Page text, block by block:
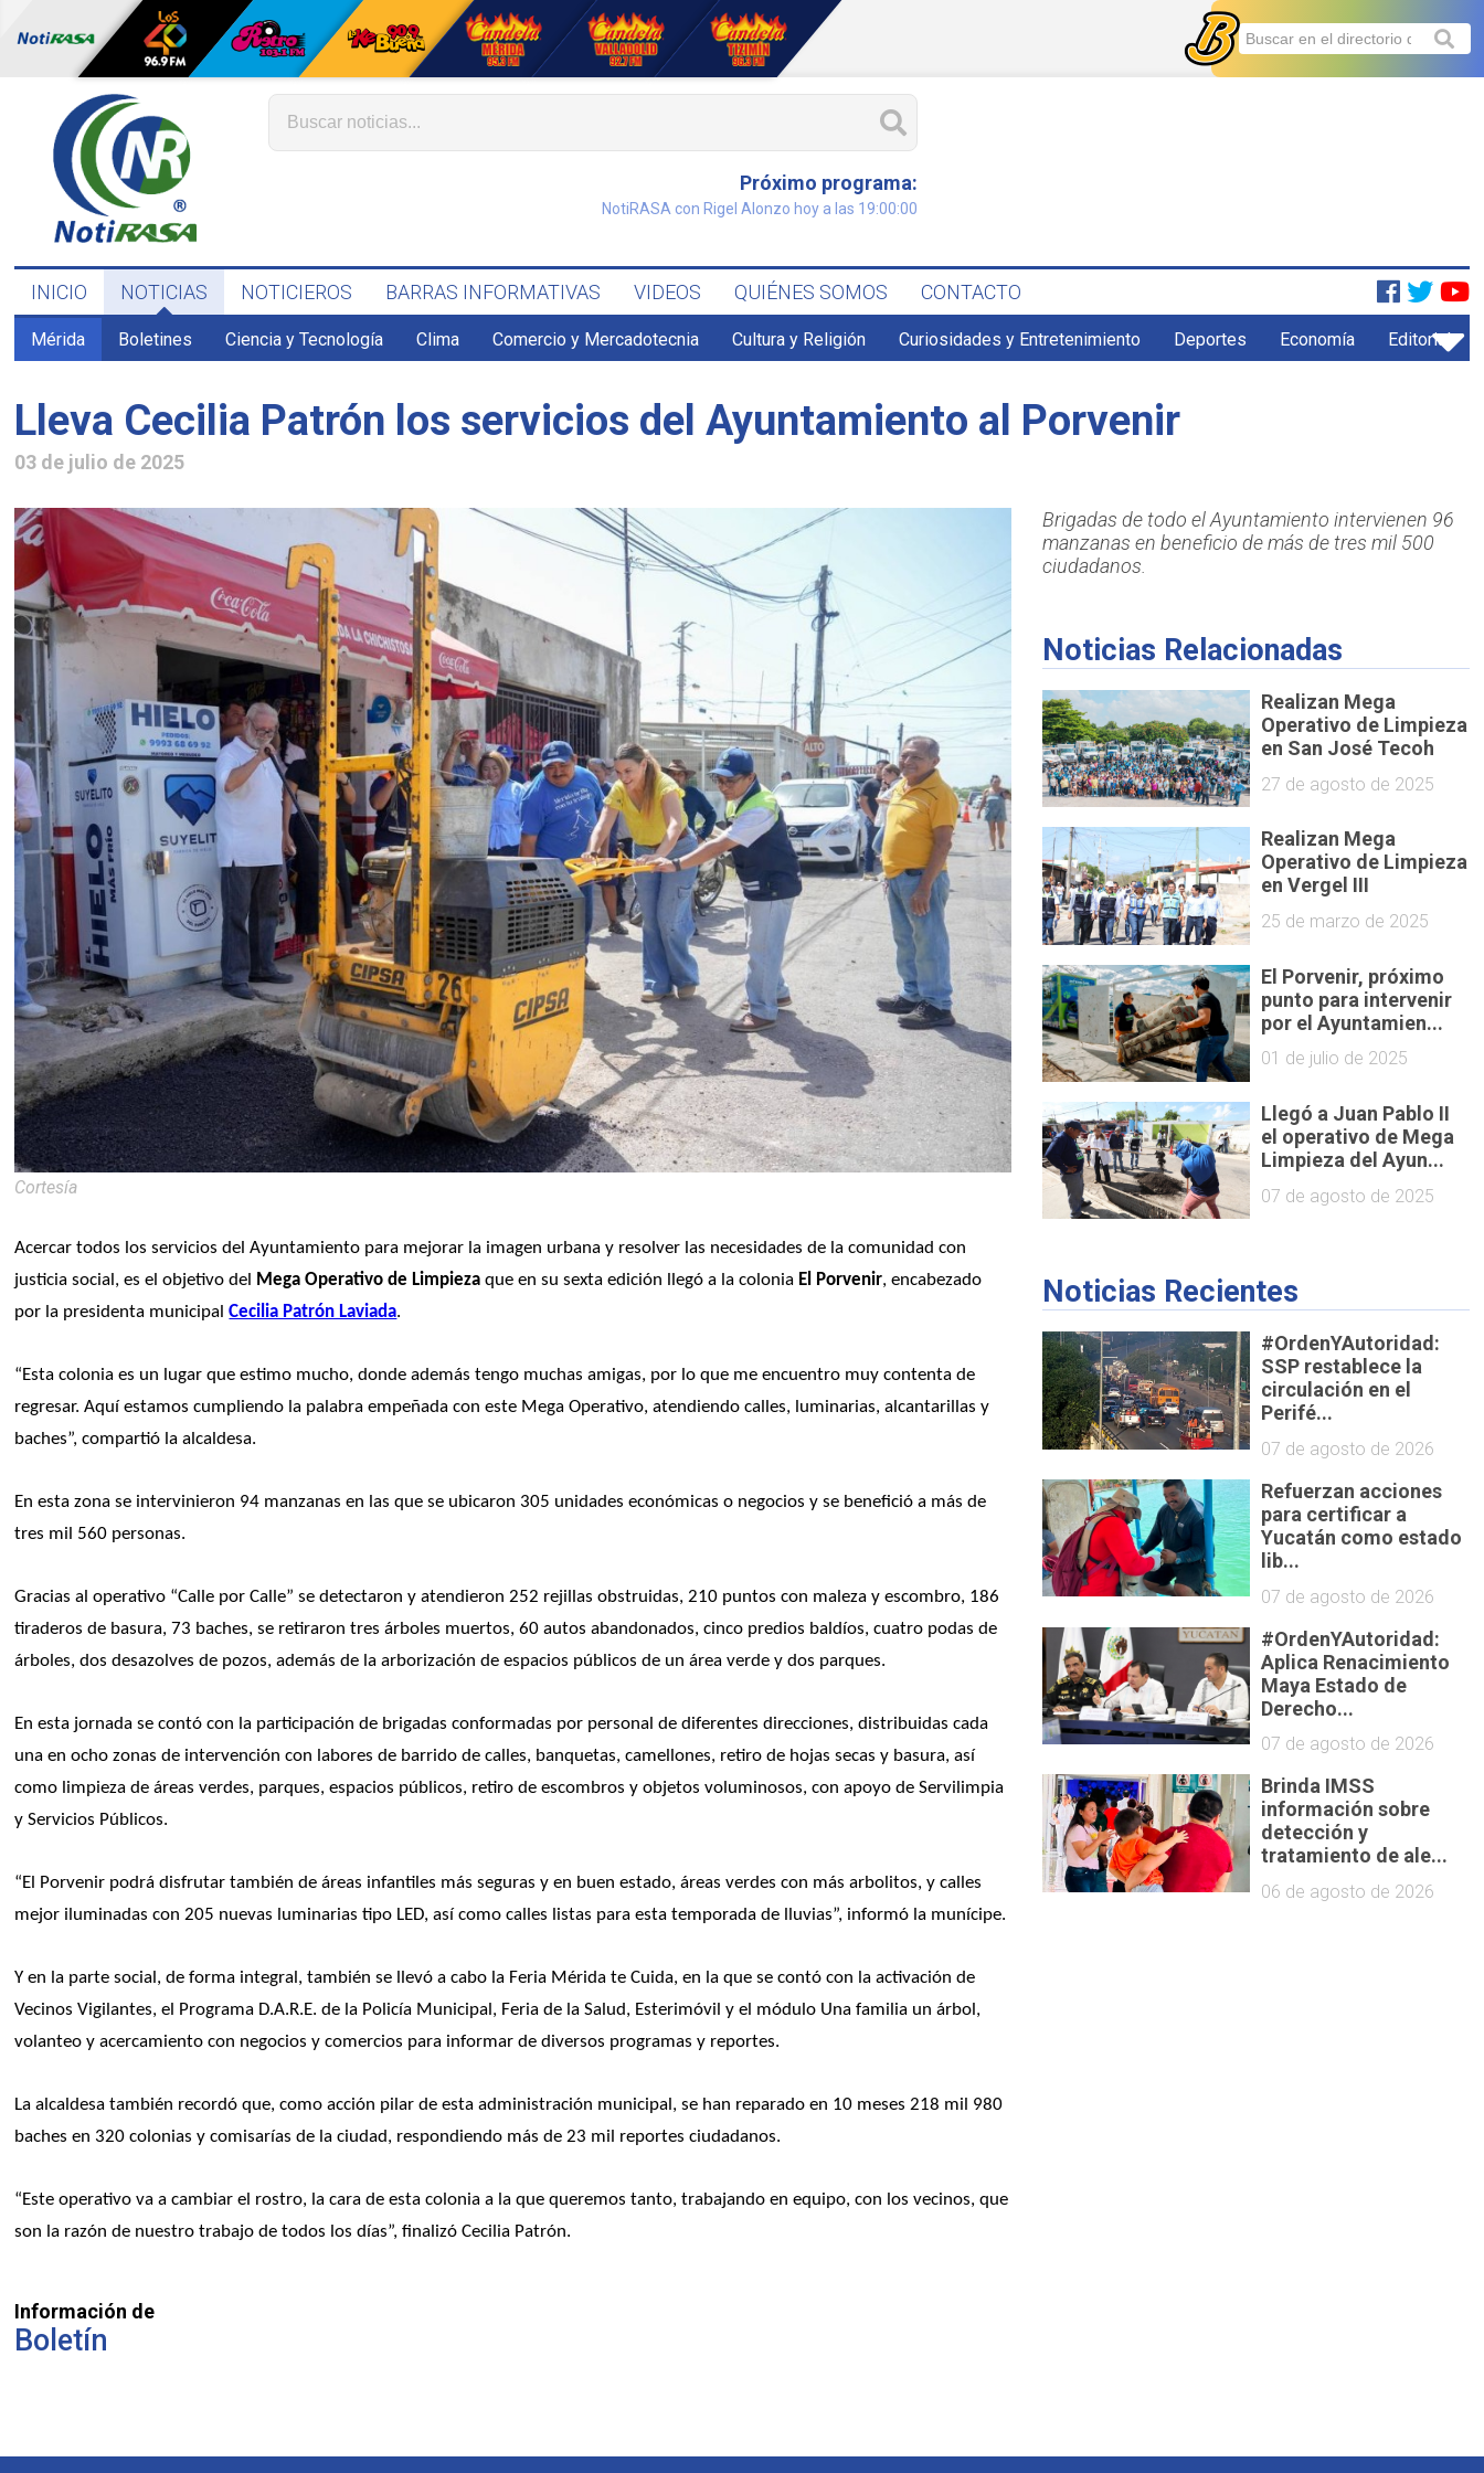
Próximo programa:
NotiRASA con Rigel Alonzo hoy a las 19:00:00
INICIO NOTICIAS NOTICIEROS BARRAS INFORMATIVAS VIDEOS QUIÉNES SOMOS CONTACTO
Mérida Boletines Ciencia y Tecnología Clima Comercio y Mercadotecnia Cultura y Religión Curiosidades y Entretenimiento Deportes Economía Editorial
Lleva Cecilia Patrón los servicios del Ayuntamiento al Porvenir
03 de julio de 2025
Cortesía
Acercar todos los servicios del Ayuntamiento para mejorar la imagen urbana y resolver las necesidades de la comunidad con
justicia social, es el objetivo del
Mega Operativo de Limpieza que en su sexta edición llegó a la colonia El Porvenir, encabezado
por la presidenta municipal Cecilia Patrón Laviada.
“Esta colonia es un lugar que estimo mucho, donde además tengo muchas amigas, por lo que me encuentro muy contenta de
regresar. Aquí estamos cumpliendo la palabra empeñada con este Mega Operativo, atendiendo calles, luminarias, alcantarillas y
baches”, compartió la alcaldesa.
En esta zona se intervinieron 94 manzanas en las que se ubicaron 305 unidades económicas o negocios y se benefició a más de
tres mil 560 personas.
Gracias al operativo “Calle por Calle” se detectaron y atendieron 252 rejillas obstruidas, 210 puntos con maleza y escombro, 186
tiraderos de basura, 73 baches, se retiraron tres árboles muertos, 60 autos abandonados, cinco predios baldíos, cuatro podas de
árboles, dos desazolves de pozos, además de la arborización de espacios públicos de un área verde y dos parques.
En esta jornada se contó con la participación de brigadas conformadas por personal de diferentes direcciones, distribuidas cada
una en ocho zonas de intervención con labores de barrido de calles, banquetas, camellones, retiro de hojas secas y basura, así
como limpieza de áreas verdes, parques, espacios públicos, retiro de escombros y objetos voluminosos, con apoyo de Servilimpia
y Servicios Públicos.
“El Porvenir podrá disfrutar también de áreas infantiles más seguras y en buen estado, áreas verdes con más arbolitos, y calles
mejor iluminadas con 205 nuevas luminarias tipo LED, así como calles listas para esta temporada de lluvias”, informó la munícipe.
Y en la parte social, de forma integral, también se llevó a cabo la Feria Mérida te Cuida, en la que se contó con la activación de
Vecinos Vigilantes, el Programa D.A.R.E. de la Policía Municipal, Feria de la Salud, Esterimóvil y el módulo Una familia un árbol,
volanteo y acercamiento con negocios y comercios para informar de diversos programas y reportes.
La alcaldesa también recordó que, como acción pilar de esta administración municipal, se han reparado en 10 meses 218 mil 980
baches en 320 colonias y comisarías de la ciudad, respondiendo más de 23 mil reportes ciudadanos.
“Este operativo va a cambiar el rostro, la cara de esta colonia a la que queremos tanto, trabajando en equipo, con los vecinos, que
son la razón de nuestro trabajo de todos los días”, finalizó Cecilia Patrón.
Información de
Boletín
Brigadas de todo el Ayuntamiento intervienen 96
manzanas en beneficio de más de tres mil 500
ciudadanos.
Noticias Relacionadas
Realizan Mega
Operativo de Limpieza
en San José Tecoh
27 de agosto de 2025
Realizan Mega
Operativo de Limpieza
en Vergel III
25 de marzo de 2025
El Porvenir, próximo
punto para intervenir
por el Ayuntamien...
01 de julio de 2025
Llegó a Juan Pablo II
el operativo de Mega
Limpieza del Ayun...
07 de agosto de 2025
Noticias Recientes
#OrdenYAutoridad:
SSP restablece la
circulación en el
Perifé...
07 de agosto de 2026
Refuerzan acciones
para certificar a
Yucatán como estado
lib...
07 de agosto de 2026
#OrdenYAutoridad:
Aplica Renacimiento
Maya Estado de
Derecho...
07 de agosto de 2026
Brinda IMSS
información sobre
detección y
tratamiento de ale...
06 de agosto de 2026